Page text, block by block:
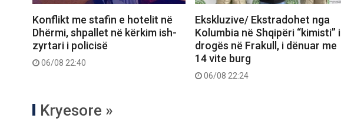
Konflikt me stafin e hotelit në
Dhërmi, shpallet në kërkim ish-
zyrtari i policisë
06/08 22:40
Ekskluzive/ Ekstradohet nga
Kolumbia në Shqipëri “kimisti” i
drogës në Frakull, i dënuar me
14 vite burg
06/08 22:24
Kryesore »